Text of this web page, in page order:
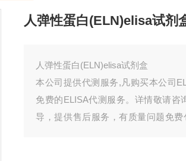
人弹性蛋白(ELN)elisa试剂
人弹性蛋白(ELN)elisa试剂盒
本公司提供代测服务,凡购买本公司
免费的ELISA代测服务。详情敬请咨
导，提供售后服务，有质量问题免